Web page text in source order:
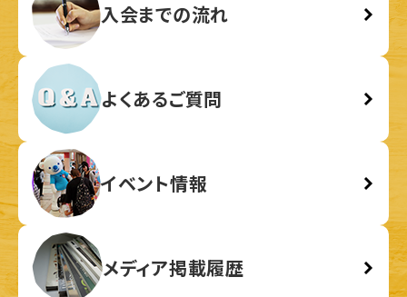
入会までの流れ
よくあるご質問
イベント情報
メディア掲載履歴